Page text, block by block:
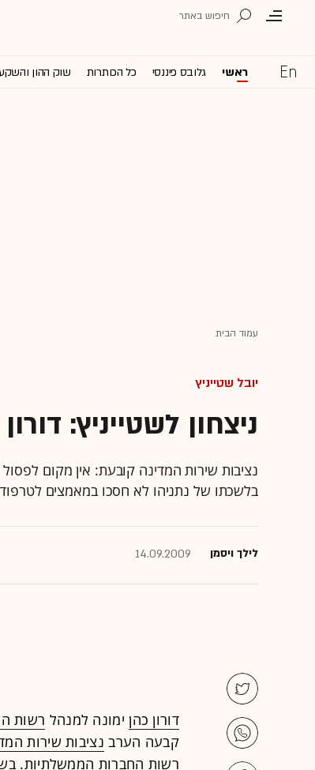
ראשי גלובס פיננסי כל הכותרות שוק ההון
עמוד הבית
יובל שטייניץ
ניצחון לשטייניץ:
נציבות שירות המדינה קובעת: אין מקום
בלשכתו של נתניהו לא חסכו במאמצים לטרפוד
לילך ויסמן 14.09.2009
דורון כהן ימונה למנהל רשות
קבעה הערב נציבות שירות
רשות החברות הממשלתיות.